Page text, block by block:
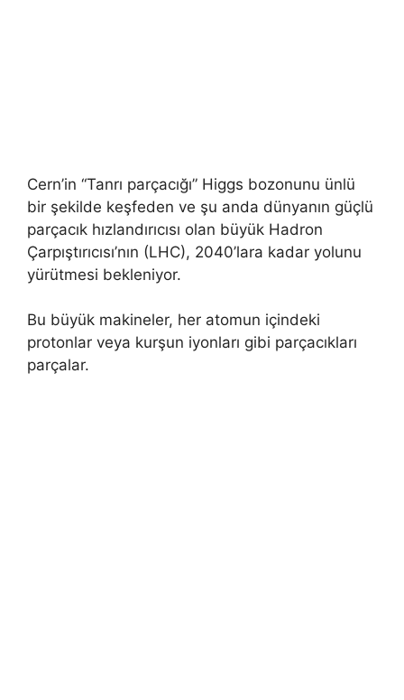
Cern’in “Tanrı parçacığı” Higgs bozonunu ünlü
bir şekilde keşfeden ve şu anda dünyanın güçlü
parçacık hızlandırıcısı olan büyük Hadron
Çarpıştırıcısı’nın (LHC), 2040’lara kadar yolunu
yürütmesi bekleniyor.
Bu büyük makineler, her atomun içindeki
protonlar veya kurşun iyonları gibi parçacıkları
parçalar.